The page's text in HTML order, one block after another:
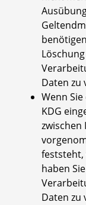
Daten zu
Wenn
KDG
zwischen
feststeht,
haben
Daten zu